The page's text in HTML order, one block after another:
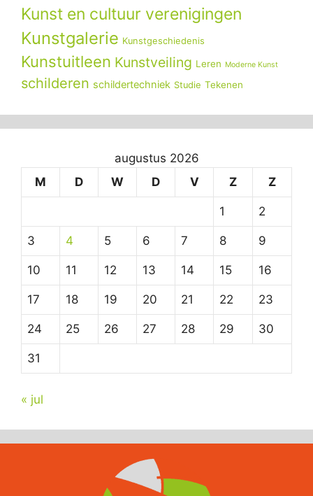
Kunst en cultuur verenigingen
Kunstgalerie Kunstgeschiedenis
Kunstuitleen Kunstveiling Leren Moderne Kunst
schilderen schildertechniek Studie Tekenen
augustus 2026
M
D W D V Z Z
1 2
3 4 5 6 7 8 9
10 11 12 13 14 15 16
17 18 19 20 21 22 23
24 25 26 27 28 29 30
31
« jul